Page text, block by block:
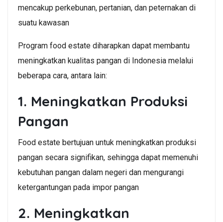
mencakup perkebunan, pertanian, dan peternakan di
suatu kawasan
Program food estate diharapkan dapat membantu
meningkatkan kualitas pangan di Indonesia melalui
beberapa cara, antara lain:
1. Meningkatkan Produksi
Pangan
Food estate bertujuan untuk meningkatkan produksi
pangan secara signifikan, sehingga dapat memenuhi
kebutuhan pangan dalam negeri dan mengurangi
ketergantungan pada impor pangan
2. Meningkatkan